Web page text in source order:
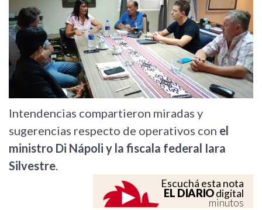
Intendencias compartieron miradas y
sugerencias respecto de operativos con el
ministro Di Nápoli y la fiscala federal Iara
Silvestre.
Escuchá esta nota
EL DIARIOdigital
minutos